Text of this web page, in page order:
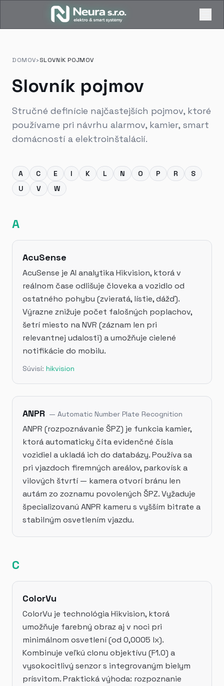
DOMOV›SLOVNÍK POJMOV
Slovník pojmov
Stručné definície najčastejších pojmov, ktoré
používame pri návrhu alarmov, kamier, smart
domácností a elektroinštalácií.
A C E I K L N O P R
S
U
V W
A
AcuSense
AcuSense je AI analytika Hikvision, ktorá v
reálnom čase odlišuje človeka a vozidlo od
ostatného pohybu (zvieratá, lístie, dážď).
Výrazne znižuje počet falošných poplachov,
šetrí miesto na NVR (záznam len pri
relevantnej udalosti) a umožňuje cielené
notifikácie do mobilu.
Súvisí: hikvision
ANPR — Automatic Number Plate Recognition
ANPR (rozpoznávanie ŠPZ) je funkcia kamier,
ktorá automaticky číta evidenčné čísla
vozidiel a ukladá ich do databázy. Používa sa
pri vjazdoch firemných areálov, parkovísk a
vilových štvrtí — kamera otvorí bránu len
autám zo zoznamu povolených ŠPZ. Vyžaduje
špecializovanú ANPR kameru s vyšším bitrate a
stabilným osvetlením vjazdu.
C
ColorVu
ColorVu je technológia Hikvision, ktorá
umožňuje farebný obraz aj v noci pri
minimálnom osvetlení (od 0,0005 lx).
Kombinuje veľkú clonu objektívu (F1.0) a
vysokocitlivý senzor s integrovaným bielym
prísvitom. Praktická výhoda: rozpoznanie